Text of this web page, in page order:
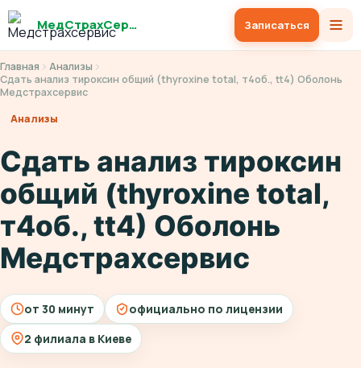
МедСтрахСервис Записаться
Главная
Анализы
Сдать анализ тироксин общий (thyroxine total, т4об., tt4) Оболонь
Медстрахсервис
Анализы
Сдать анализ тироксин
общий (thyroxine total,
т4об., tt4) Оболонь
Медстрахсервис
от 30 минут
официально по лицензии
2 филиала в Киеве